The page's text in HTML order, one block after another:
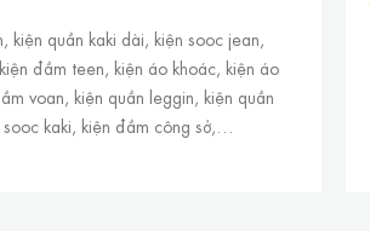
kiện quần kaki dài, kiện sooc jean,
đầm teen, kiện áo khoác, kiện áo
voan, kiện quần leggin, kiện quần
kaki, kiện đầm công sở,…